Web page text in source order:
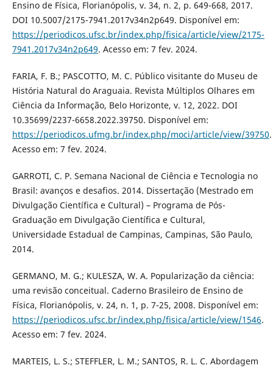
Ensino de Física, Florianópolis, v. 34, n. 2, p. 649-668, 2017.
DOI 10.5007/2175-7941.2017v34n2p649. Disponível em:
https://periodicos.ufsc.br/index.php/fisica/article/view/2175-
7941.2017v34n2p649. Acesso em: 7 fev. 2024.
FARIA, F. B.; PASCOTTO, M. C. Público visitante do Museu de
História Natural do Araguaia. Revista Múltiplos Olhares em
Ciência da Informação, Belo Horizonte, v. 12, 2022. DOI
10.35699/2237-6658.2022.39750. Disponível em:
https://periodicos.ufmg.br/index.php/moci/article/view/39750.
Acesso em: 7 fev. 2024.
GARROTI, C. P. Semana Nacional de Ciência e Tecnologia no
Brasil: avanços e desafios. 2014. Dissertação (Mestrado em
Divulgação Científica e Cultural) – Programa de Pós-
Graduação em Divulgação Científica e Cultural,
Universidade Estadual de Campinas, Campinas, São Paulo,
2014.
GERMANO, M. G.; KULESZA, W. A. Popularização da ciência:
uma revisão conceitual. Caderno Brasileiro de Ensino de
Física, Florianópolis, v. 24, n. 1, p. 7-25, 2008. Disponível em:
https://periodicos.ufsc.br/index.php/fisica/article/view/1546.
Acesso em: 7 fev. 2024.
MARTEIS, L. S.; STEFFLER, L. M.; SANTOS, R. L. C. Abordagem